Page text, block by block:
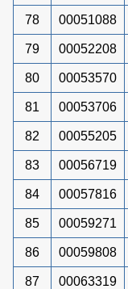
78 00051088
79 00052208
80 00053570
81 00053706
82 00055205
83 00056719
84 00057816
85 00059271
86 00059808
87 00063319